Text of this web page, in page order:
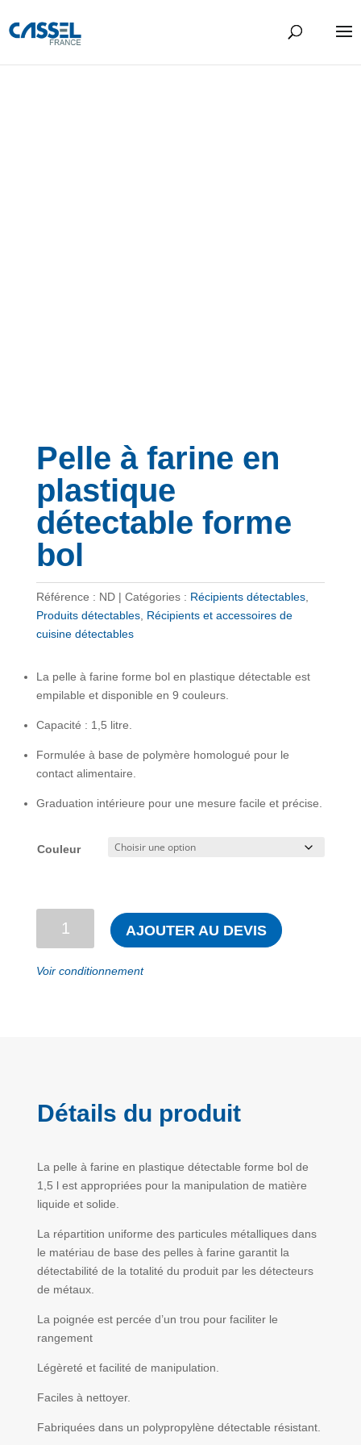
Pelle à farine en
plastique
détectable forme
bol
Référence : ND Catégories : Récipients détectables,
Produits détectables, Récipients et accessoires de
cuisine détectables
La pelle à farine forme bol en plastique détectable est
empilable et disponible en 9 couleurs.
Capacité : 1,5 litre.
Formulée à base de polymère homologué pour le
contact alimentaire.
Graduation intérieure pour une mesure facile et précise.
Couleur
à
AJOUTER AU DEVIS
Voir conditionnement
Détails du produit
La pelle à farine en plastique détectable forme bol de
1,5 l est appropriées pour la manipulation de matière
liquide et solide.
La répartition uniforme des particules métalliques dans
le matériau de base des pelles à farine garantit la
détectabilité de la totalité du produit par les détecteurs
de métaux.
La poignée est percée d’un trou pour faciliter le
rangement
Légèreté et facilité de manipulation.
Faciles à nettoyer.
Fabriquées dans un polypropylène détectable résistant.